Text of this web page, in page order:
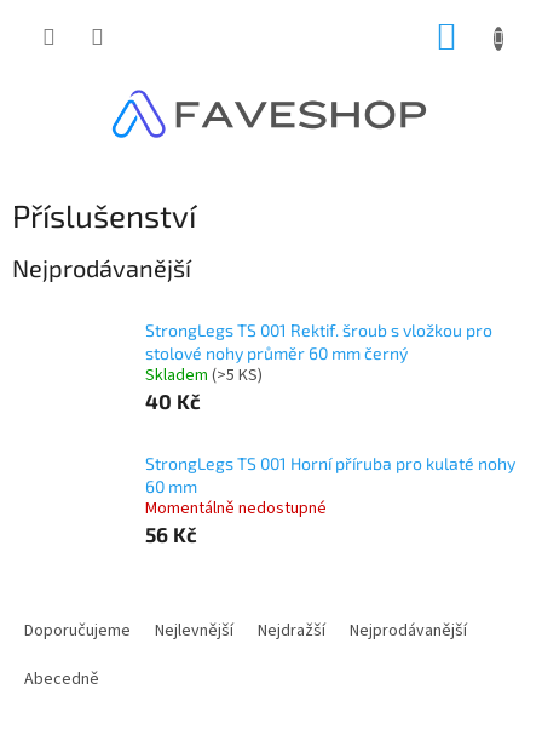
Příslušenství
Nejprodávanější
StrongLegs TS 001 Rektif. šroub s vložkou pro
stolové nohy průměr 60 mm černý
Skladem (>5 KS)
40 Kč
StrongLegs TS 001 Horní příruba pro kulaté nohy
60 mm
Momentálně nedostupné
56 Kč
Doporučujeme Nejlevnější Nejdražší
Nejprodávanější
Abecedně